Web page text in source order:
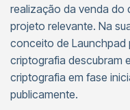
realização da venda do
projeto relevante. Na
conceito de Launchpad
criptografia descubram
criptografia em fase
publicamente.